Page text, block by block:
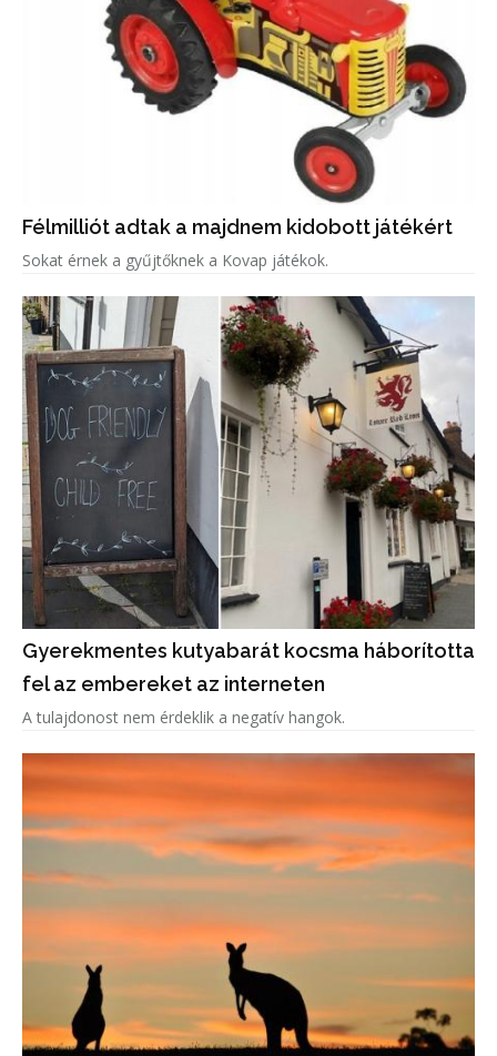
Félmilliót adtak a majdnem kidobott játékért
Sokat érnek a gyűjtőknek a Kovap játékok.
Gyerekmentes kutyabarát kocsma háborította
fel az embereket az interneten
A tulajdonost nem érdeklik a negatív hangok.